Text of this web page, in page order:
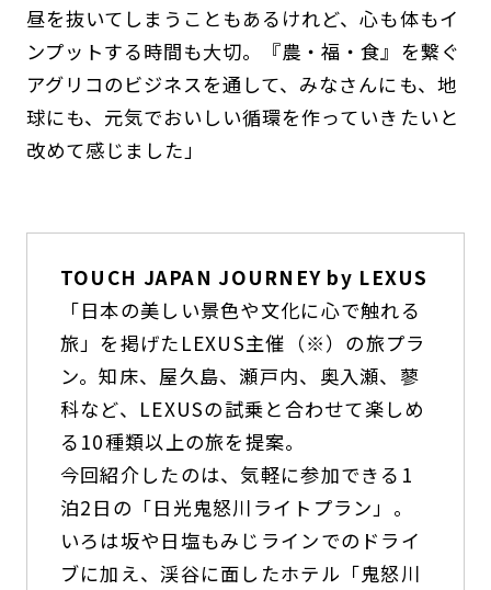
昼を抜いてしまうこともあるけれど、心も体もイ
ンプットする時間も大切。『農・福・食』を繋ぐ
アグリコのビジネスを通して、みなさんにも、地
球にも、元気でおいしい循環を作っていきたいと
改めて感じました」
TOUCH JAPAN JOURNEY by LEXUS
「日本の美しい景色や文化に心で触れる
旅」を掲げたLEXUS主催（※）の旅プラ
ン。知床、屋久島、瀬戸内、奥入瀬、蓼
科など、LEXUSの試乗と合わせて楽しめ
る10種類以上の旅を提案。
今回紹介したのは、気軽に参加できる1
泊2日の「日光鬼怒川ライトプラン」。
いろは坂や日塩もみじラインでのドライ
ブに加え、渓谷に面したホテル「鬼怒川